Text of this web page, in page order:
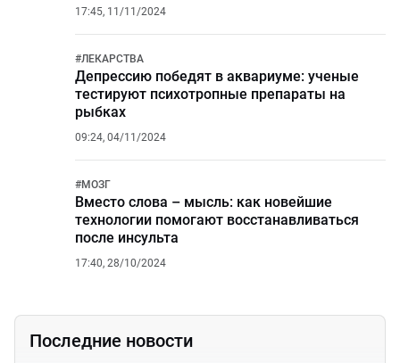
17:45, 11/11/2024
#ЛЕКАРСТВА
Депрессию победят в аквариуме: ученые
тестируют психотропные препараты на
рыбках
09:24, 04/11/2024
#МОЗГ
Вместо слова – мысль: как новейшие
технологии помогают восстанавливаться
после инсульта
17:40, 28/10/2024
Последние новости